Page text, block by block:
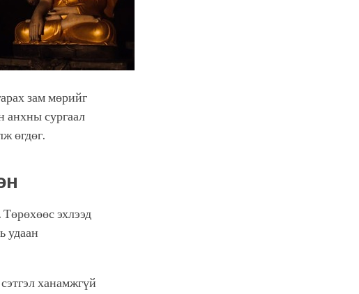
зам мөрийг
анхны сургаал
өгдөг.
эхлээд
удаан
ханамжгүй